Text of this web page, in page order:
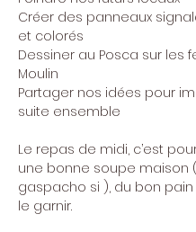
Créer des panneaux
et colorés
Dessiner au Posca sur les
Moulin
Partager nos idées pour
suite ensemble
Le repas de midi, c’est
une bonne soupe maison
gaspacho si ), du bon
le garnir.